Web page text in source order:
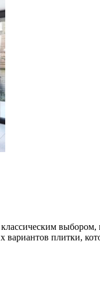
выбором,
плитки,